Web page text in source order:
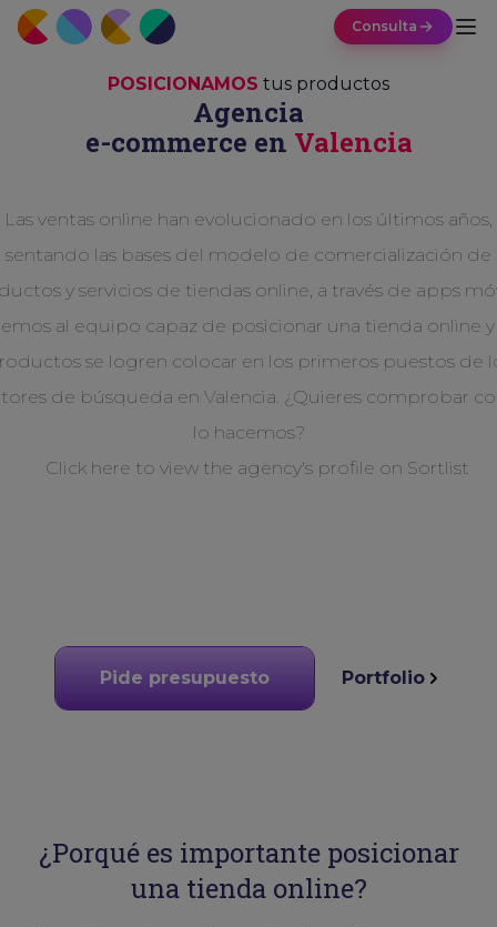
Consulta
POSICIONAMOS tus productos
Agencia
e-commerce en Valencia
Las ventas online han evolucionado en los últimos años,
sentando las bases del modelo de comercialización de
y servicios de tiendas online, a través de apps
al equipo capaz de posicionar una tienda online
se logren colocar en los primeros puestos de
de búsqueda en Valencia. ¿Quieres comprobar
lo hacemos?
Pide presupuesto Portfolio
¿Porqué es importante posicionar
una tienda online?